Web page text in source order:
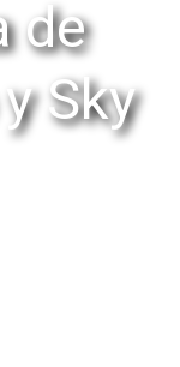
de
Sky